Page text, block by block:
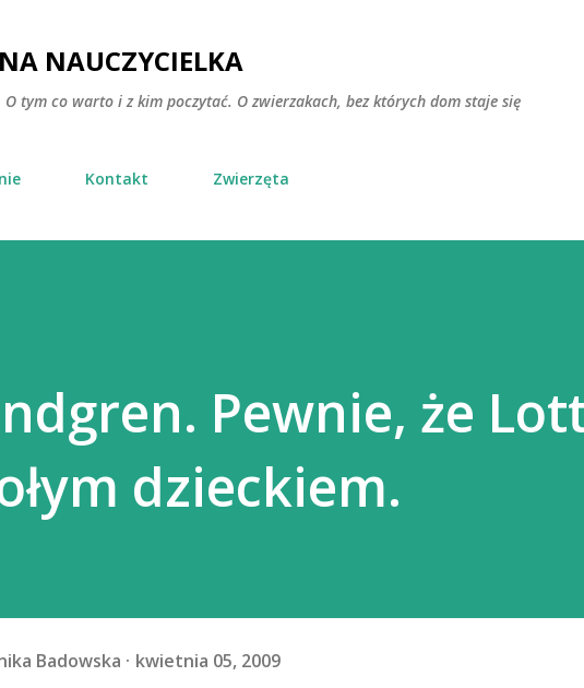
NAUCZYCIELKA
tym co warto i z kim poczytać. O zwierzakach, bez których dom staje się
Kontakt Zwierzęta
Pewnie, że
dzieckiem.
Badowska kwietnia 05, 2009